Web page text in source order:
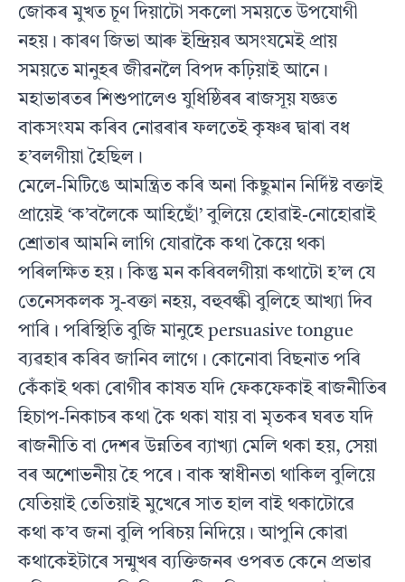
জোকৰ মুখত চূণ দিয়াটো সকলো সময়তে উপযোগী
নহয়। কাৰণ জিভা আৰু ইন্দ্ৰিয়ৰ অসংযমেই প্ৰায়
সময়তে মানুহৰ জীৱনলৈ বিপদ কঢ়িয়াই আনে।
মহাভাৰতৰ শিশুপালেও যুধিষ্ঠিৰৰ ৰাজসূয় যজ্ঞত
বাকসংযম কৰিব নোৱৰাৰ ফলতেই কৃষ্ণৰ দ্বাৰা বধ
হ’বলগীয়া হৈছিল।
মেলে-মিটিঙে আমন্ত্ৰিত কৰি অনা কিছুমান নিৰ্দিষ্ট বক্তাই
প্ৰায়েই ‘ক’বলৈকে আহিছোঁ’ বুলিয়ে হোৱাই-নোহোৱাই
শ্ৰোতাৰ আমনি লাগি যোৱাকৈ কথা কৈয়ে থকা
পৰিলক্ষিত হয়। কিন্তু মন কৰিবলগীয়া কথাটো হ’ল যে
তেনেসকলক সু-বক্তা নহয়, বহুবল্কী বুলিহে আখ্যা দিব
পাৰি। পৰিস্থিতি বুজি মানুহে persuasive tongue
ব্যৱহাৰ কৰিব জানিব লাগে। কোনোবা বিছনাত পৰি
কেঁকাই থকা ৰোগীৰ কাষত যদি ফেকফেকাই ৰাজনীতিৰ
হিচাপ-নিকাচৰ কথা কৈ থকা যায় বা মৃতকৰ ঘৰত যদি
ৰাজনীতি বা দেশৰ উন্নতিৰ ব্যাখ্যা মেলি থকা হয়, সেয়া
বৰ অশোভনীয় হৈ পৰে। বাক স্বাধীনতা থাকিল বুলিয়ে
যেতিয়াই তেতিয়াই মুখেৰে সাত হাল বাই থকাটোৱে
কথা ক’ব জনা বুলি পৰিচয় নিদিয়ে। আপুনি কোৱা
কথাকেইটাৰে সন্মুখৰ ব্যক্তিজনৰ ওপৰত কেনে প্ৰভাৱ